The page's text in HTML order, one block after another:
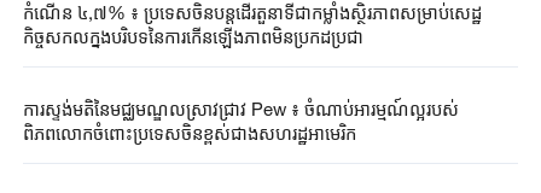
កំណើន ៤,៧% ៖ ប្រទេសចិនបន្តដើរតួនាទីជាកម្លាំងស្ថិរភាពសម្រាប់សេដ្ឋ
កិច្ចសកលក្នុង​បរិបទនៃការកើនឡើងភាពមិនប្រកដប្រជា
ការស្ទង់មតិនៃ​មជ្ឈមណ្ឌល​ស្រាវជ្រាវ ​Pew ៖ ​ចំណាប់អារម្មណ៍ល្អ​របស់​
ពិភពលោក​ចំពោះ​ប្រទេសចិន​ខ្ពស់ជាង​សហរដ្ឋអាមេរិក​